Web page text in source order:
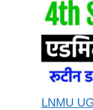
LNMU